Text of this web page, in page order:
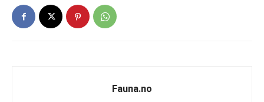
Fauna.no